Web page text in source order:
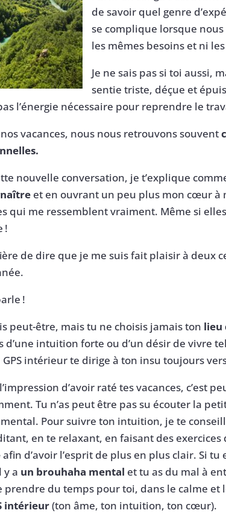
de savoir quel genre
se complique lorsque
les mêmes besoins et ni
Je ne sais pas si toi aussi,
sentie triste, déçue et
l’énergie nécessaire pour reprendre le
vacances, nous nous retrouvons souvent
nouvelle conversation, je t’explique
et en ouvrant un peu plus mon cœur à
qui me ressemblent vraiment. Même si
!
de dire que je me suis fait plaisir à deux
!
peut-être, mais tu ne choisis jamais ton lieu
d’une intuition forte ou d’un désir de vivre
intérieur te dirige à ton insu toujours
d’avoir raté tes vacances, c’est
Tu n’as peut être pas su écouter la
Pour suivre ton intuition, je te
en te relaxant, en faisant des exercices
afin d’avoir l’esprit de plus en plus clair. Si
y a un brouhaha mental et tu as du mal à
prendre du temps pour toi, dans le calme et
intérieur(ton âme, ton intuition, ton cœur).